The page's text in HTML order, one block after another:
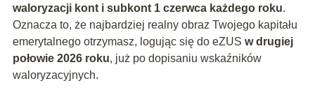
waloryzacji kont i subkont 1 czerwca każdego roku.
Oznacza to, że najbardziej realny obraz Twojego kapitału
emerytalnego otrzymasz, logując się do eZUS w drugiej
połowie 2026 roku, już po dopisaniu wskaźników
waloryzacyjnych.